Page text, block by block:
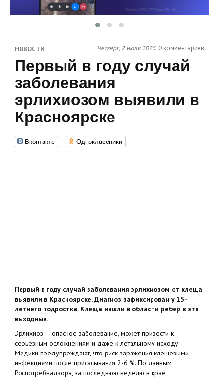
НОВОСТИ Четверг, 2 июля 2026, 0 комментариев
Первый в году случай
заболевания
эрлихиозом выявили в
Красноярске
Вконтакте Одноклассники
Первый в году случай заболевания эрлихиозом от клеща
выявили в Красноярске. Диагноз зафиксирован у 15-
летнего подростка. Клеща нашли в области ребер в эти
выходные.
Эрлихиоз — опасное заболевание, может привести к
серьезным осложнениям и даже к летальному исходу.
Медики предупреждают, что риск заражения клещевыми
инфекциями после присасывания 2-6 %. По данным
Роспотребнадзора, за последнюю неделю в крае